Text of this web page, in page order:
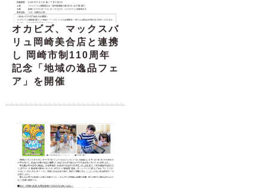
オカビズ、マックスバ
リュ岡崎美合店と連携
し 岡崎市制110周年
記念「地域の逸品フェ
ア」を開催